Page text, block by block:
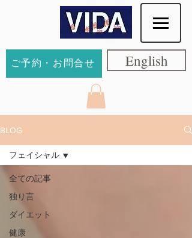
ご予約・お問合せ English
BLOG
全ての記事
独り言
ダイエット
健康
フェイシャル